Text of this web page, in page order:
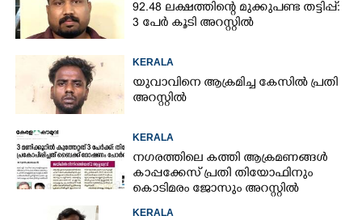
92.48 ലക്ഷത്തിന്റെ മുക്കുപണ്ട തട്ടിപ്പ്:
3 പേർ കൂടി അറസ്റ്റിൽ
KERALA
യുവാവിനെ ആക്രമിച്ച കേസിൽ പ്രതി
അറസ്റ്റിൽ
KERALA
നഗരത്തിലെ കത്തി ആക്രമണങ്ങൾ
കാപ്പക്കേസ് പ്രതി തിയോഫിനും
കൊടിമരം ജോസും അറസ്റ്റിൽ
KERALA